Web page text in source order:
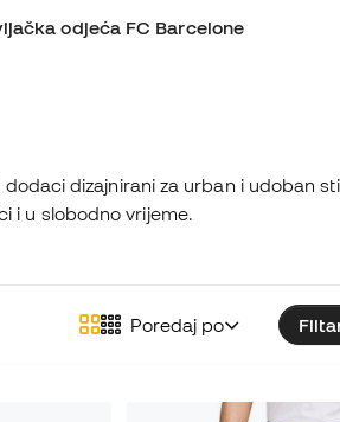
odjeća FC Barcelone
dizajnirani za urban i udoban
i u slobodno vrijeme.
Poredaj po